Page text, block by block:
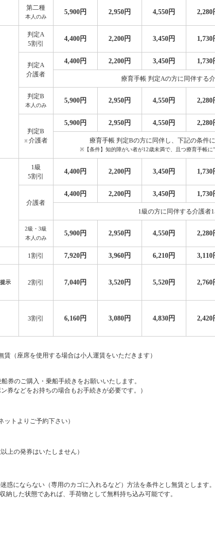
第二種
本人のみ
5,900円 2,950円 4,550円 2,280
判定A
5割引
4,400円 2,200円 3,450円 1,730
判定A
介護者
4,400円 2,200円 3,450円 1,730
療育手帳 判定Aの方に同伴する
判定B
本人のみ
5,900円 2,950円 4,550円 2,280
判定B
※ 介護者
5,900円 2,950円 4,550円 2,280
療育手帳 判定Bの方に同伴し、下記の条件
※【条件】知的障がい者が12歳未満で、且つ療育手帳に
1級
5割引
4,400円 2,200円 3,450円 1,730
介護者
4,400円 2,200円 3,450円 1,730
1級の方に同伴する介護者
2級・3級
本人のみ
5,900円 2,950円 4,550円 2,280
1割引 7,920円 3,960円 6,210円 3,110
示 2割引 7,040円 3,520円 5,520円 2,760
3割引 6,160円 3,080円 4,830円 2,420
（座席を使用する場合は小人運賃をいただきます）
券のご購入・乗船手続きをお願いいたします。
券などをお持ちの場合もお手続きが必要です。）
トよりご予約下さい）
上の発券はいたしません）
惑にならない（専用のカゴに入れるなど）方法を条件とし無賃とします。
した状態であれば、手荷物として無料持ち込み可能です。